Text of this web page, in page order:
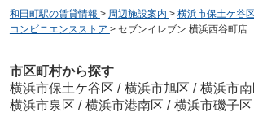
和田町駅の賃貸情報 > 周辺施設案内 > 横浜市保土ケ谷区
コンビニエンスストア > セブンイレブン 横浜西谷町店
市区町村から探す
横浜市保土ケ谷区 / 横浜市旭区 / 横浜市南
横浜市泉区 / 横浜市港南区 / 横浜市磯子区